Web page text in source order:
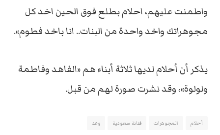
واطمنت عليهم، احلام بطلع فوق الحين اخد كل
مجوهراتك واخد واحدة من البنات.. انا باخد فطوم».
يذكر أن أحلام لديها ثلاثة أبناء هم «الفاهد وفاطمة
ولولوة»، وقد نشرت صورة لهم من قبل.
أحلام المجوهرات فنانة سعودية وعد